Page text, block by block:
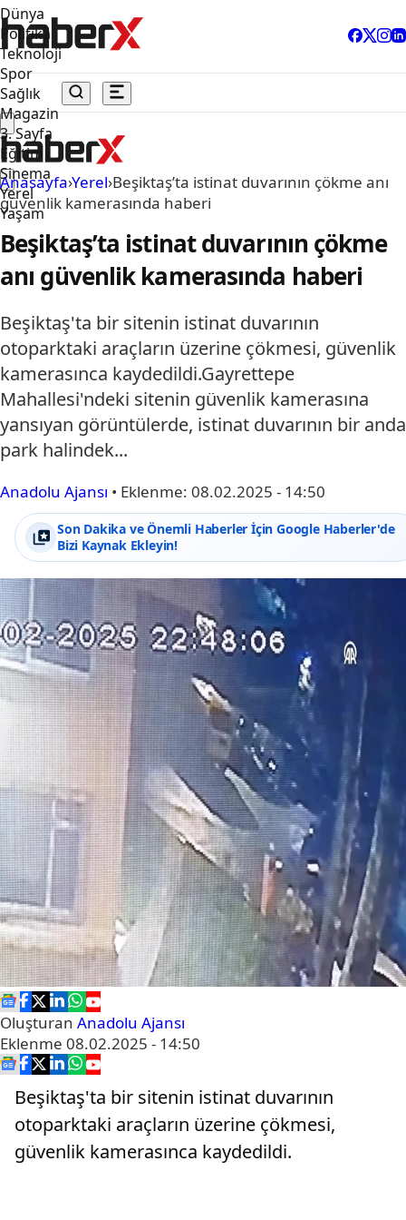
Dünya
Politika
Teknoloji
Spor
Sağlık
Magazin
3. Sayfa
Eğitim
Sinema
Yerel
Yaşam
Anasayfa›Yerel›Beşiktaş’ta istinat duvarının çökme anı
güvenlik kamerasında haberi
Beşiktaş’ta istinat duvarının çökme
anı güvenlik kamerasında haberi
Beşiktaş'ta bir sitenin istinat duvarının
otoparktaki araçların üzerine çökmesi, güvenlik
kamerasınca kaydedildi.Gayrettepe
Mahallesi'ndeki sitenin güvenlik kamerasına
yansıyan görüntülerde, istinat duvarının bir anda
park halindek...
Anadolu Ajansı • Eklenme: 08.02.2025 - 14:50
Son Dakika ve Önemli Haberler İçin Google Haberler'de
Bizi Kaynak Ekleyin!
Oluşturan Anadolu Ajansı
Eklenme 08.02.2025 - 14:50
Beşiktaş'ta bir sitenin istinat duvarının
otoparktaki araçların üzerine çökmesi,
güvenlik kamerasınca kaydedildi.